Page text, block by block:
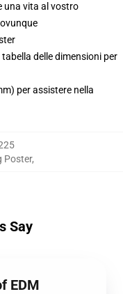
una vita al vostro
delle dimensioni per
per assistere nella
Poster,
Say
EDM